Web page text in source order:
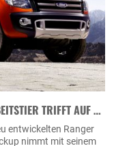
TRIFFT AUF …
entwickelten Ranger
nimmt mit seinem